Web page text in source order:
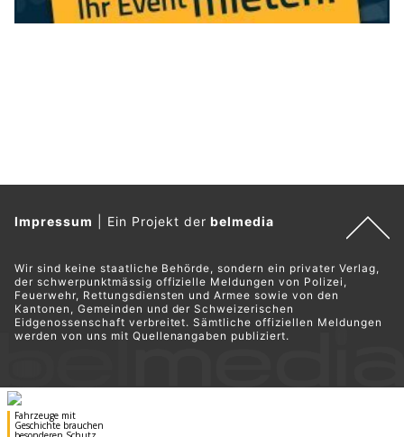
Impressum Ein Projekt derbelmedia
Wir sind keine staatliche Behörde, sondern ein privater Verlag,
der schwerpunktmässig offizielle Meldungen von Polizei,
Feuerwehr, Rettungsdiensten und Armee sowie von den
Kantonen, Gemeinden und der Schweizerischen
Eidgenossenschaft verbreitet. Sämtliche offiziellen Meldungen
werden von uns mit Quellenangaben publiziert.